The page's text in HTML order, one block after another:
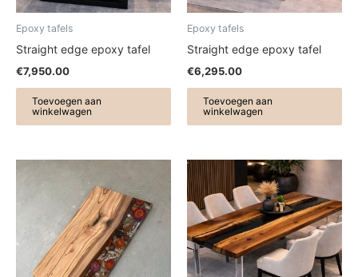
Epoxy tafels
Straight edge epoxy tafel
€7,950.00
Toevoegen aan
winkelwagen
Epoxy tafels
Straight edge epoxy tafel
€6,295.00
Toevoegen aan
winkelwagen